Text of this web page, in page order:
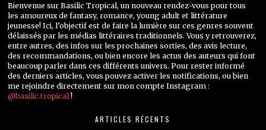
Bienvenue sur Basilic Tropical, un nouveau rendez-vous pour tous
les amoureux de fantasy, romance, young adult et littérature
jeunesse! Ici, l’objectif est de faire la lumière sur ces genres souvent
délaissés par les médias littéraires traditionnels. Vous y retrouverez,
entre autres, des infos sur les prochaines sorties, des avis lecture,
des recommandations, ou bien encore les actus des auteurs qui font
beaucoup parler dans ces différents univers. Pour rester informé
des derniers articles, vous pouvez activer les notifications, ou bien
me rejoindre directement sur mon compte Instagram :
@basilic.tropical !
ARTICLES RÉCENTS